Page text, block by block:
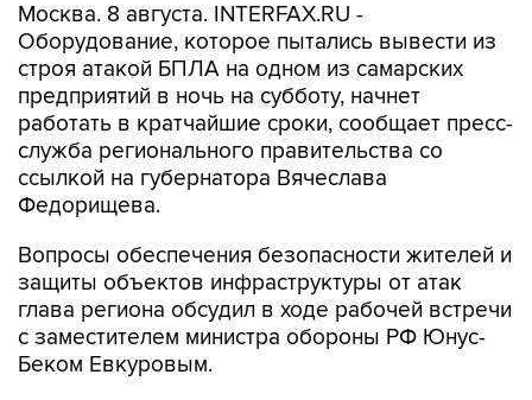
Москва. 8 августа. INTERFAX.RU -
Оборудование, которое пытались вывести из
строя атакой БПЛА на одном из самарских
предприятий в ночь на субботу, начнет
работать в кратчайшие сроки, сообщает пресс-
служба регионального правительства со
ссылкой на губернатора Вячеслава
Федорищева.
Вопросы обеспечения безопасности жителей и
защиты объектов инфраструктуры от атак
глава региона обсудил в ходе рабочей встречи
с заместителем министра обороны РФ Юнус-
Беком Евкуровым.